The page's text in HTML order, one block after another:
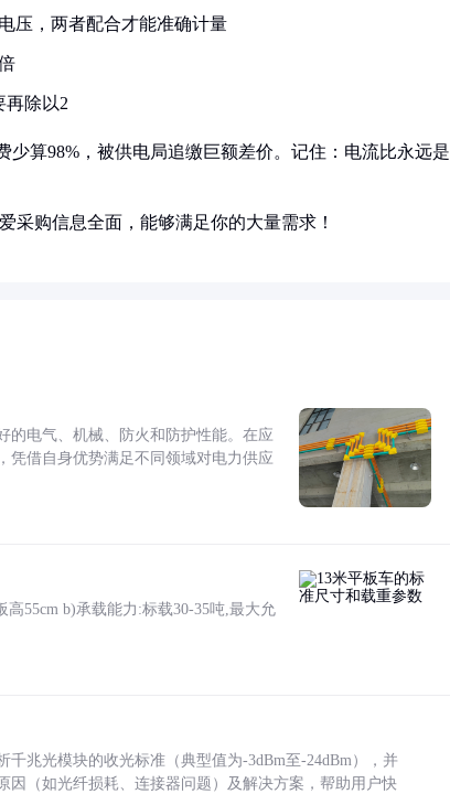
压，两者配合才能准确计量
再除以2
算98%，被供电局追缴巨额差价。记住：电流比永远是
采购信息全面，能够满足你的大量需求！
的电气、机械、防火和防护性能。在应
凭借自身优势满足不同领域对电力供应
55cm b)承载能力:标载30-35吨,最大允
兆光模块的收光标准（典型值为-3dBm至-24dBm），并
（如光纤损耗、连接器问题）及解决方案，帮助用户快